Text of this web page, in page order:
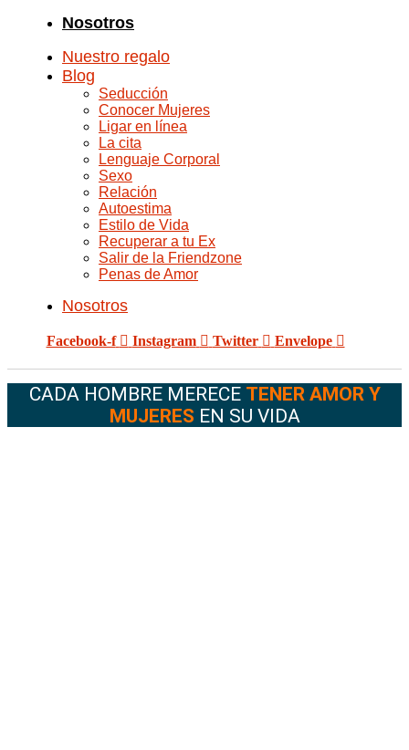
Nosotros
Nuestro regalo
Blog
Seducción
Conocer Mujeres
Ligar en línea
La cita
Lenguaje Corporal
Sexo
Relación
Autoestima
Estilo de Vida
Recuperar a tu Ex
Salir de la Friendzone
Penas de Amor
Nosotros
Facebook-f Instagram Twitter Envelope
CADA HOMBRE MERECE TENER AMOR Y
MUJERES EN SU VIDA